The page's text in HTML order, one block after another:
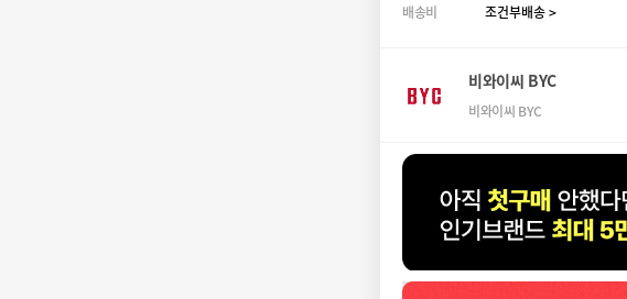
배송비
조건부배송 >
비와이씨 BYC
비와이씨 BYC